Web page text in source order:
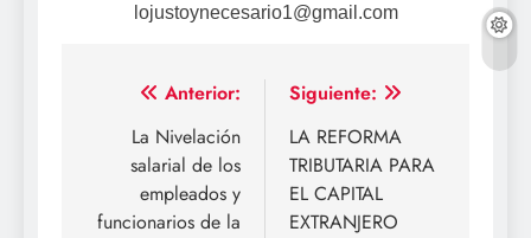
lojustoynecesario1@gmail.com
Navegación
entradas
Anterior:
La Nivelación
salarial de los
empleados y
funcionarios de la
Siguiente:
LA REFORMA
TRIBUTARIA PARA
EL CAPITAL
EXTRANJERO